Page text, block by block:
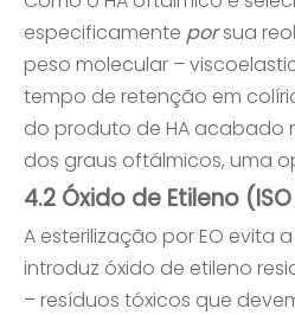
especificamente porsua
peso molecular –
tempo de retenção em
do produto de HA acabado
dos graus oftálmicos, uma
4.2 Óxido de Etileno (ISO
A esterilização por EO evita
introduz óxido de etileno
– resíduos tóxicos que